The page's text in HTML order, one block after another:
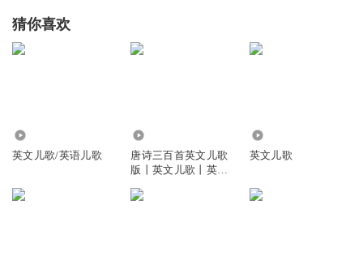
猜你喜欢
英文儿歌/英语儿歌
唐诗三百首英文儿歌
版丨英文儿歌丨英文
英文儿歌